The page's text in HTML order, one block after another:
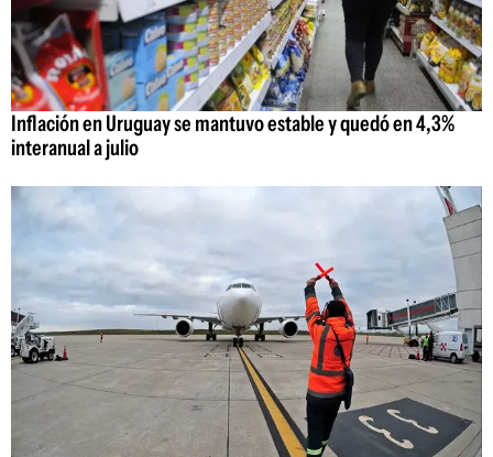
Inflación en Uruguay se mantuvo estable y quedó en 4,3%
interanual a julio